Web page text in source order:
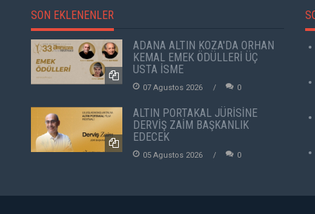
SON EKLENENLER
ADANA ALTIN KOZA'DA ORHAN
KEMAL EMEK ÖDÜLLERİ ÜÇ
USTA İSME
07 Agustos 2026 0
ALTIN PORTAKAL JÜRİSİNE
DERVİŞ ZAİM BAŞKANLIK
EDECEK
05 Agustos 2026 0